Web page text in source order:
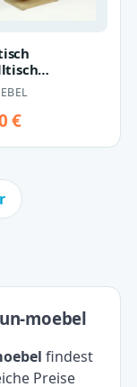
-
cm
€
moebel
findest
Preise